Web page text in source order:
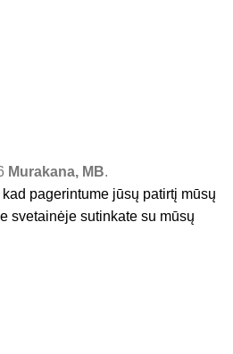
Murakana, MB.
pagerintume jūsų patirtį mūsų
svetainėje sutinkate su mūsų